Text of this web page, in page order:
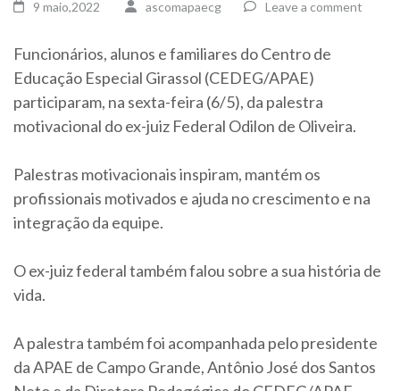
9 maio,2022 ascomapaecg Leave a comment
Funcionários, alunos e familiares do Centro de
Educação Especial Girassol (CEDEG/APAE)
participaram, na sexta-feira (6/5), da palestra
motivacional do ex-juiz Federal Odilon de Oliveira.
Palestras motivacionais inspiram, mantém os
profissionais motivados e ajuda no crescimento e na
integração da equipe.
O ex-juiz federal também falou sobre a sua história de
vida.
A palestra também foi acompanhada pelo presidente
da APAE de Campo Grande, Antônio José dos Santos